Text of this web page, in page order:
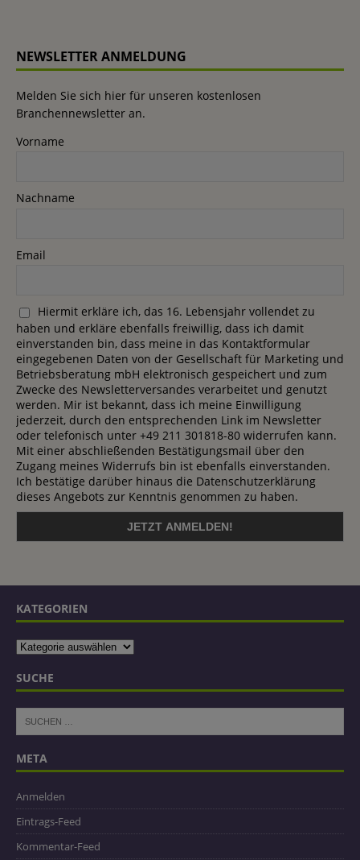
NEWSLETTER ANMELDUNG
Melden Sie sich hier für unseren kostenlosen
Branchennewsletter an.
Vorname
Nachname
Email
Hiermit erkläre ich, das 16. Lebensjahr vollendet zu
haben und erkläre ebenfalls freiwillig, dass ich damit
einverstanden bin, dass meine in das Kontaktformular
eingegebenen Daten von der Gesellschaft für Marketing und
Betriebsberatung mbH elektronisch gespeichert und zum
Zwecke des Newsletterversandes verarbeitet und genutzt
werden. Mir ist bekannt, dass ich meine Einwilligung
jederzeit, durch den entsprechenden Link im Newsletter
oder telefonisch unter +49 211 301818-80 widerrufen kann.
Mit einer abschließenden Bestätigungsmail über den
Zugang meines Widerrufs bin ist ebenfalls einverstanden.
Ich bestätige darüber hinaus die Datenschutzerklärung
dieses Angebots zur Kenntnis genommen zu haben.
KATEGORIEN
SUCHE
META
Anmelden
Eintrags-Feed
Kommentar-Feed